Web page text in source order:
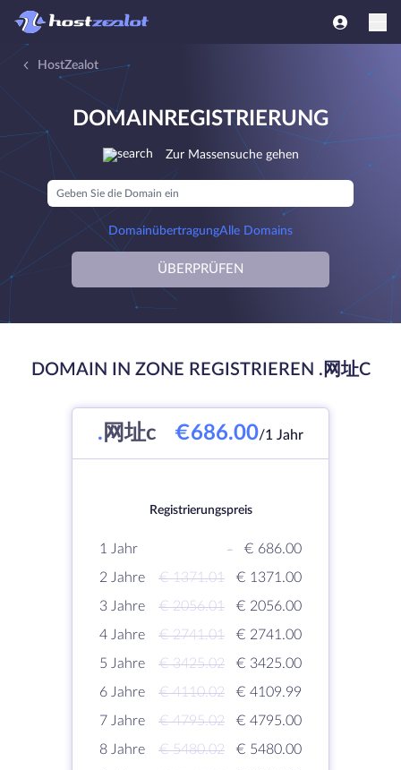
HostZealot
DOMAINREGISTRIERUNG
Zur Massensuche gehen
DomainübertragungAlle Domains
ÜBERPRÜFEN
DOMAIN IN ZONE REGISTRIEREN .网址C
. 网址c €686.00/1 Jahr
Registrierungspreis
1 Jahr -
€ 686.00
2 Jahre
€ 1371.01
€ 1371.00
3 Jahre
€ 2056.01
€ 2056.00
4 Jahre
€ 2741.01
€ 2741.00
5 Jahre
€ 3425.02
€ 3425.00
6 Jahre
€ 4110.02
€ 4109.99
7 Jahre
€ 4795.02
€ 4795.00
8 Jahre
€ 5480.02
€ 5480.00